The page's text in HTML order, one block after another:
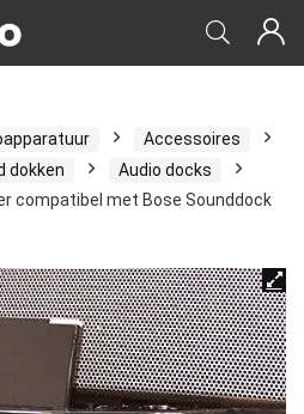
Accessoires
dokken
Audio docks
compatibel met Bose Sounddock